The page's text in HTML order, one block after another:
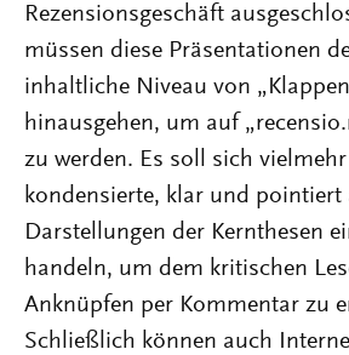
Rezensionsgeschäft
müssen diese Präsentationen
inhaltliche Niveau von
hinausgehen, um auf
zu werden. Es soll sich
kondensierte, klar und pointiert
Darstellungen der Kernthesen
handeln, um dem kritischen
Anknüpfen per Kommentar zu
Schließlich können auch